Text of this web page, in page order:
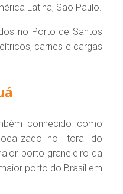
Latina, São Paulo.
no Porto de Santos
carnes e cargas
conhecido como
no litoral do
porto graneleiro da
porto do Brasil em